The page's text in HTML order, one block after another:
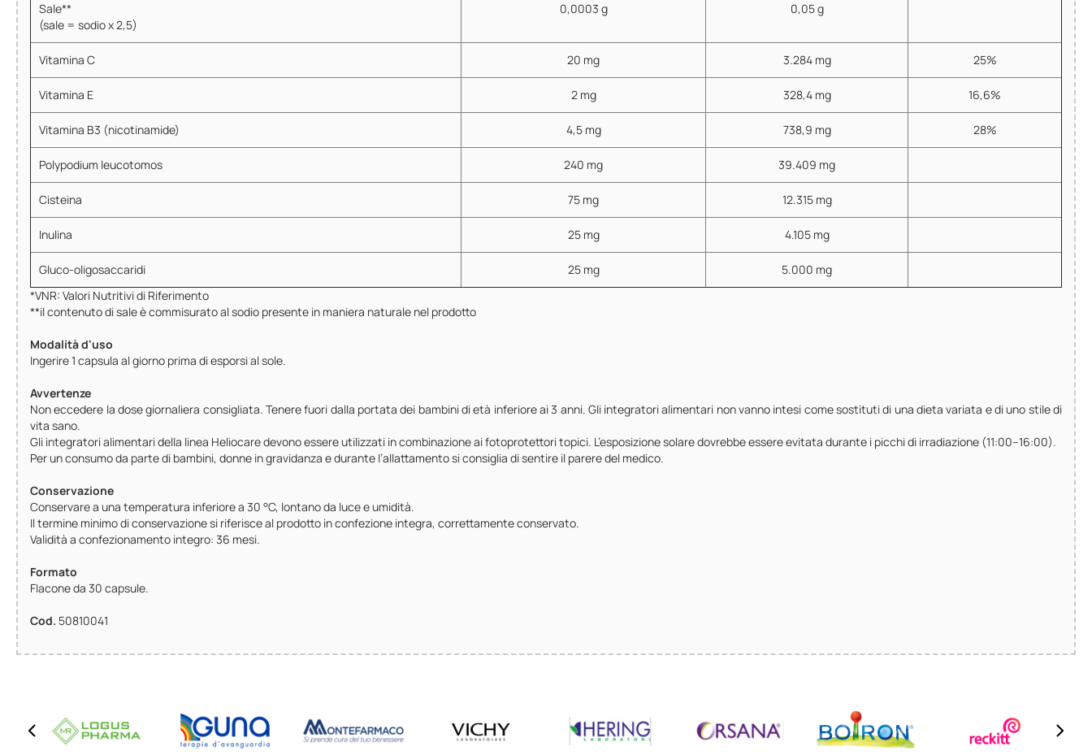
Sale**
(sale = sodio x 2,5)
0,0003 g 0,05 g
Vitamina C 20 mg 3.284 mg 25%
Vitamina E 2 mg 328,4 mg 16,6%
Vitamina B3 (nicotinamide) 4,5 mg 738,9 mg 28%
Polypodium leucotomos 240 mg 39.409 mg
Cisteina 75 mg 12.315 mg
Inulina 25 mg 4.105 mg
Gluco-oligosaccaridi 25 mg
5.000 mg
*VNR: Valori Nutritivi di Riferimento
**il contenuto di sale è commisurato al sodio presente in maniera naturale nel prodotto
Modalità d'uso
Ingerire 1 capsula al giorno prima di esporsi al sole.
Avvertenze
Non eccedere la dose giornaliera consigliata. Tenere fuori dalla portata dei bambini di età inferiore ai 3 anni. Gli integratori alimentari non vanno intesi come sostituti di una dieta variata e di uno stile di
vita sano.
Gli integratori alimentari della linea Heliocare devono essere utilizzati in combinazione ai fotoprotettori topici. L’esposizione solare dovrebbe essere evitata durante i picchi di irradiazione (11:00–16:00).
Per un consumo da parte di bambini, donne in gravidanza e durante l’allattamento si consiglia di sentire il parere del medico.
Conservazione
Conservare a una temperatura inferiore a 30 °C, lontano da luce e umidità.
Il termine minimo di conservazione si riferisce al prodotto in confezione integra, correttamente conservato.
Validità a confezionamento integro: 36 mesi.
Formato
Flacone da 30 capsule.
Cod. 50810041